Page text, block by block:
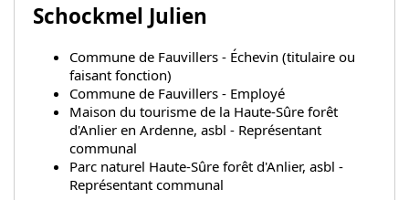
Schockmel Julien
Commune de Fauvillers - Échevin (titulaire ou
faisant fonction)
Commune de Fauvillers - Employé
Maison du tourisme de la Haute-Sûre forêt
d'Anlier en Ardenne, asbl - Représentant
communal
Parc naturel Haute-Sûre forêt d'Anlier, asbl -
Représentant communal